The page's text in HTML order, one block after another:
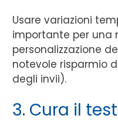
Usare variazioni
importante per una
personalizzazione
notevole risparmio
degli invii).
3. Cura il